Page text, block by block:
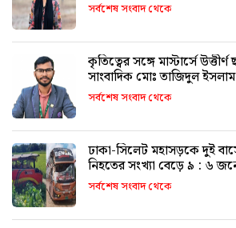
সর্বশেষ সংবাদ থেকে
কৃতিত্বের সঙ্গে মাস্টার্সে
সাংবাদিক মোঃ তাজিদুল ইসলাম
সর্বশেষ সংবাদ থেকে
ঢাকা-সিলেট মহাসড়কে দুই
নিহতের সংখ্যা বেড়ে ৯ : ৬
সর্বশেষ সংবাদ থেকে